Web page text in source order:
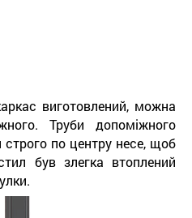
виготовлений, можна
Труби допоміжного
строго по центру несе, щоб
був злегка втоплений